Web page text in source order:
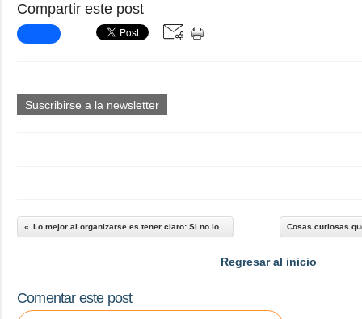
Compartir este post
Suscribirse a la newsletter
Lo mejor al organizarse es tener claro: Si no lo... Cosas curiosas
Regresar al inicio
Comentar este post